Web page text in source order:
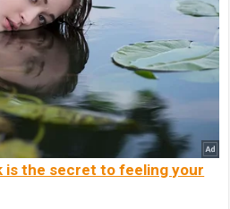
is the secret to feeling your